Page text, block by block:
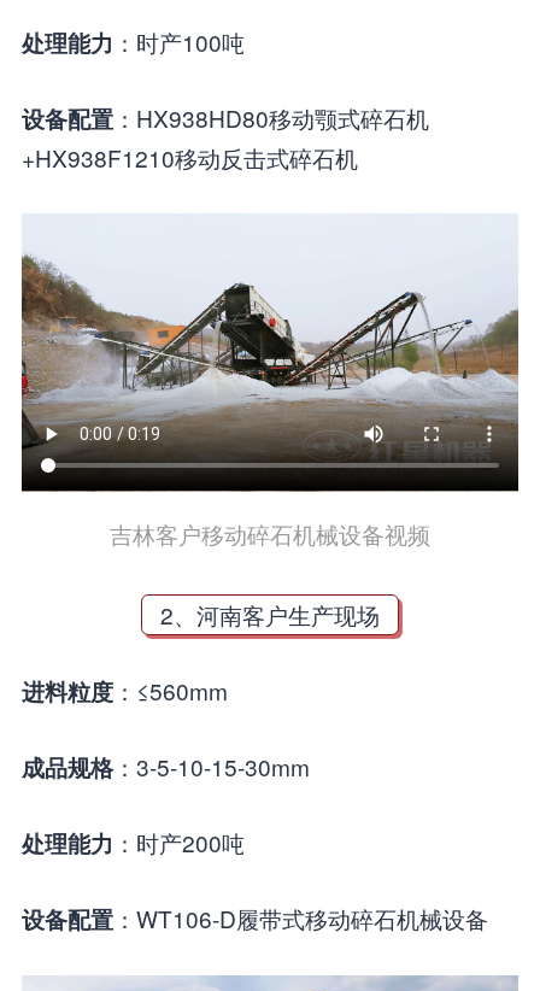
处理能力 ：时产100吨
设备配置：HX938HD80移动颚式碎石机
+HX938F1210移动反击式碎石机
吉林客户移动碎石机械设备视频
2、河南客户生产现场
进料粒度：≤560mm
成品规格：3-5-10-15-30mm
处理能力 ：时产200吨
设备配置：WT106-D履带式移动碎石机械设备